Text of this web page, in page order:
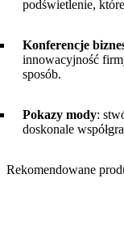
podświetlenie,
Konferencje
innowacyjność
sposób.
Pokazy mody:
doskonale
Rekomendowane